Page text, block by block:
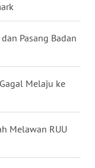
Pasang Badan
Melaju ke
Melawan RUU